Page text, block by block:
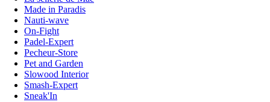
Made in Paradis
Nauti-wave
On-Fight
Padel-Expert
Pecheur-Store
Pet and Garden
Slowood Interior
Smash-Expert
Sneak'In